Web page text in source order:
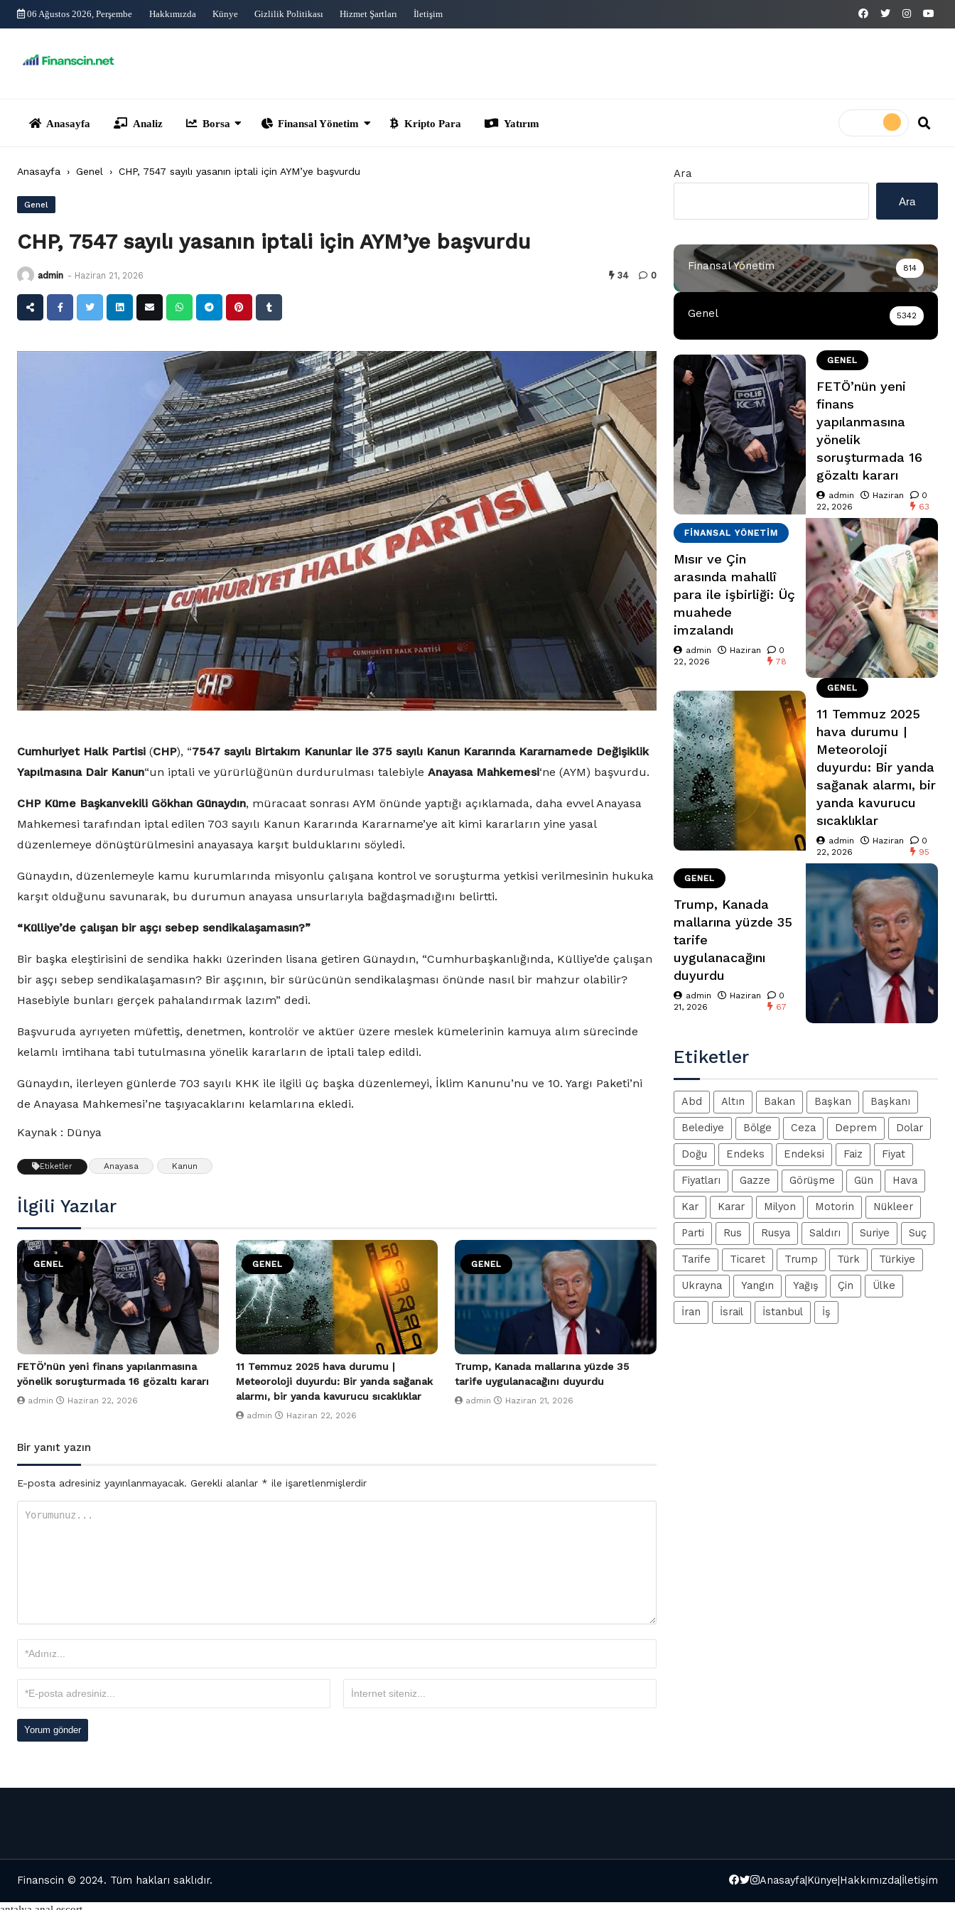
Skip
06 Ağustos 2026, Perşembe Hakkımızda Künye Gizlilik Politikası Hizmet Şartları İletişim
Anasayfa › Genel › CHP, 7547 sayılı yasanın iptali için AYM’ye başvurdu
Genel
CHP, 7547 sayılı yasanın iptali için AYM’ye başvurdu
admin - Haziran 21, 2026 34 0
Cumhuriyet Halk Partisi (CHP), “7547 sayılı Birtakım Kanunlar ile 375 sayılı Kanun Kararında Kararnamede Değişiklik
Yapılmasına Dair Kanun“un iptali ve yürürlüğünün durdurulması talebiyle Anayasa Mahkemesi‘ne (AYM) başvurdu.
CHP Küme Başkanvekili Gökhan Günaydın, müracaat sonrası AYM önünde yaptığı açıklamada, daha evvel Anayasa
Mahkemesi tarafından iptal edilen 703 sayılı Kanun Kararında Kararname’ye ait kimi kararların yine yasal
düzenlemeye dönüştürülmesini anayasaya karşıt bulduklarını söyledi.
Günaydın, düzenlemeyle kamu kurumlarında misyonlu çalışana kontrol ve soruşturma yetkisi verilmesinin hukuka
karşıt olduğunu savunarak, bu durumun anayasa unsurlarıyla bağdaşmadığını belirtti.
“Külliye’de çalışan bir aşçı sebep sendikalaşamasın?”
Bir başka eleştirisini de sendika hakkı üzerinden lisana getiren Günaydın, “Cumhurbaşkanlığında, Külliye’de çalışan
bir aşçı sebep sendikalaşamasın? Bir aşçının, bir sürücünün sendikalaşması önünde nasıl bir mahzur olabilir?
Hasebiyle bunları gerçek pahalandırmak lazım” dedi.
Başvuruda ayrıyeten müfettiş, denetmen, kontrolör ve aktüer üzere meslek kümelerinin kamuya alım sürecinde
kelamlı imtihana tabi tutulmasına yönelik kararların de iptali talep edildi.
Günaydın, ilerleyen günlerde 703 sayılı KHK ile ilgili üç başka düzenlemeyi, İklim Kanunu’nu ve 10. Yargı Paketi’ni
de Anayasa Mahkemesi’ne taşıyacaklarını kelamlarına ekledi.
Kaynak : Dünya
Etiketler Anayasa Kanun
İlgili Yazılar
GENEL
FETÖ’nün yeni finans yapılanmasına
yönelik soruşturmada 16 gözaltı kararı
admin Haziran 22, 2026
GENEL
11 Temmuz 2025 hava durumu |
Meteoroloji duyurdu: Bir yanda sağanak
alarmı, bir yanda kavurucu sıcaklıklar
admin Haziran 22, 2026
GENEL
Trump, Kanada mallarına yüzde 35
tarife uygulanacağını duyurdu
admin Haziran 21, 2026
Bir yanıt yazın
E-posta adresiniz yayınlanmayacak. Gerekli alanlar * ile işaretlenmişlerdir
Ara
Ara
Finansal Yönetim 814
Genel 5342
GENEL
FETÖ’nün yeni
finans
yapılanmasına
yönelik
soruşturmada 16
gözaltı kararı
admin
Haziran
22, 2026
0
63
FINANSAL YÖNETIM
Mısır ve Çin
arasında mahallî
para ile işbirliği: Üç
muahede
imzalandı
admin
Haziran
22, 2026
0
78
GENEL
11 Temmuz 2025
hava durumu |
Meteoroloji
duyurdu: Bir yanda
sağanak alarmı, bir
yanda kavurucu
sıcaklıklar
admin
Haziran
22, 2026
0
95
GENEL
Trump, Kanada
mallarına yüzde 35
tarife
uygulanacağını
duyurdu
admin
Haziran
21, 2026
0
67
Etiketler
Abd Altın Bakan Başkan Başkanı
Belediye Bölge Ceza Deprem Dolar
Doğu Endeks Endeksi Faiz Fiyat
Fiyatları Gazze Görüşme Gün Hava
Kar Karar Milyon Motorin Nükleer
Parti Rus Rusya Saldırı Suriye Suç
Tarife Ticaret Trump Türk Türkiye
Ukrayna Yangın Yağış Çin Ülke
İran İsrail İstanbul İş
Finanscin © 2024. Tüm hakları saklıdır. Anasayfa Künye Hakkımızda İletişim